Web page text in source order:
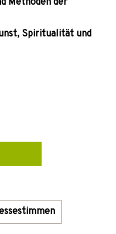
Methoden der
Spiritualität und